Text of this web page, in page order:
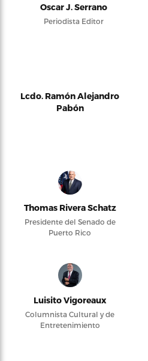
Oscar J. Serrano
Periodista Editor
Lcdo. Ramón Alejandro
Pabón
Thomas Rivera Schatz
Presidente del Senado de
Puerto Rico
Luisito Vigoreaux
Columnista Cultural y de
Entretenimiento